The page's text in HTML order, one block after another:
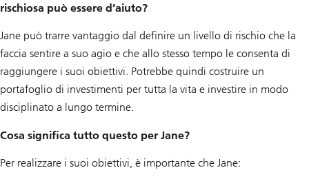
rischiosa può essere d’aiuto?
Jane può trarre vantaggio dal definire un livello di rischio che la
faccia sentire a suo agio e che allo stesso tempo le consenta di
raggiungere i suoi obiettivi. Potrebbe quindi costruire un
portafoglio di investimenti per tutta la vita e investire in modo
disciplinato a lungo termine.
Cosa significa tutto questo per Jane?
Per realizzare i suoi obiettivi, è importante che Jane: